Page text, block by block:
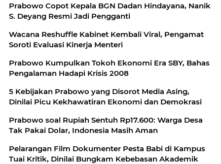
Prabowo Copot Kepala BGN Dadan Hindayana, Nanik
S. Deyang Resmi Jadi Pengganti
Wacana Reshuffle Kabinet Kembali Viral, Pengamat
Soroti Evaluasi Kinerja Menteri
Prabowo Kumpulkan Tokoh Ekonomi Era SBY, Bahas
Pengalaman Hadapi Krisis 2008
5 Kebijakan Prabowo yang Disorot Media Asing,
Dinilai Picu Kekhawatiran Ekonomi dan Demokrasi
Prabowo soal Rupiah Sentuh Rp17.600: Warga Desa
Tak Pakai Dolar, Indonesia Masih Aman
Pelarangan Film Dokumenter Pesta Babi di Kampus
Tuai Kritik, Dinilai Bungkam Kebebasan Akademik